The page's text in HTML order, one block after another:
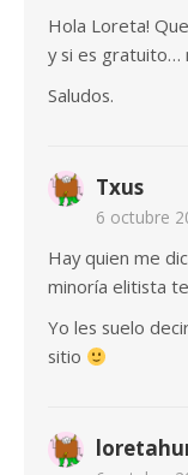
Hola Loreta!
y si es gratuito…
Saludos.
Txus
6 octubre
Hay quien me
minoría elitista
Yo les suelo
sitio